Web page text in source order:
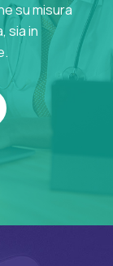
su misura
sia in